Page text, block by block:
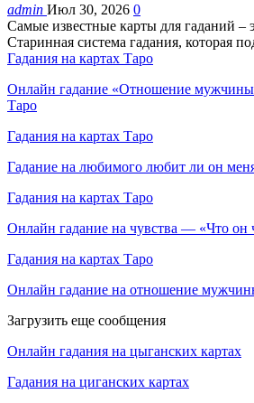
admin Июл 30, 2026 0
Самые известные карты для гаданий –
Старинная система гадания, которая
Гадания на картах Таро
Онлайн гадание «Отношение мужчины
Таро
Гадания на картах Таро
Гадание на любимого любит ли он
Гадания на картах Таро
Онлайн гадание на чувства — «Что он
Гадания на картах Таро
Онлайн гадание на отношение
Загрузить еще сообщения
Онлайн гадания на цыганских картах
Гадания на циганских картах